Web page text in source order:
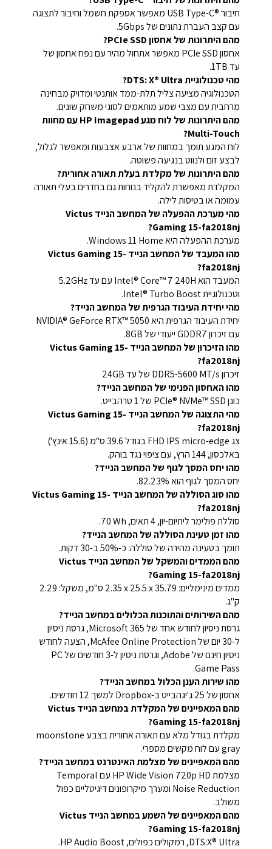
חיבור USB Type-C®‎ מאפשר אספקת חשמל וחיבור לתצוגה
עם קצב העברת נתונים של 5Gbps.
מהם היתרונות של אחסון PCIe SSD?
אחסון PCIe SSD מאפשר אתחול מהיר עם נפח אחסון של
עד 1TB.
מהי טכנולוגיית DTS: X® Ultra?
הטכנולוגיה מציעה צליל תלת-ממד אותנטי ומדויק מבחינה
מרחבית עם מצבי שמע מותאמים לסוגי משחק שונים.
מהם היתרונות של לוח מגע HP Imagepad עם מחוות
Multi-Touch?
לוח המגע תומך במחוות של ארבע אצבעות ומאפשר לגלול,
לבצע זום ולנווט בנגיעה פשוטה.
מהם היתרונות של מקלדת בעלת תאורה אחורית?
המקלדת מאפשרת להקליד בנוחות גם בחדרים בעלי תאורה
עמומה או בטיסות לילה.
מהי מערכת ההפעלה של המחשב הנייד Victus
Gaming 15-fa2018nj?
מערכת ההפעלה היא Windows 11 Home.
מהו המעבד של המחשב הנייד Victus Gaming 15-
fa2018nj?
המעבד הוא Intel® Core™ 7 240H עם עד 5.2GHz
וטכנולוגיית Intel® Turbo Boost.
מהי יחידת העיבוד הגרפית של המחשב הנייד?
יחידת העיבוד הגרפית היא NVIDIA® GeForce RTX™ 5050
עם זיכרון GDDR7 ייעודי של 8GB.
מהו הזיכרון של המחשב הנייד Victus Gaming 15-
fa2018nj?
זיכרון DDR5-5600 MT/s של עד 24GB
מהו האחסון הפנימי של המחשב הנייד?
כונן PCIe® NVMe™ SSD של ‎1 טרהבייט.
מהי התצוגה של המחשב הנייד Victus Gaming 15-
fa2018nj?
צג FHD IPS micro-edge בגודל 39.6 ס"מ (15.6 אינץ')
באלכסון, 144 הרץ, עם ציפוי נגד בוהק.
מהו יחס המסך לגוף של המחשב הנייד?
יחס המסך לגוף הוא 82.23%.
מהו סוג הסוללה של המחשב הנייד Victus Gaming 15-
fa2018nj?
סוללת פולימר ליתיום-יון, 4 תאים, ‎70 Wh.
מהו זמן טעינת הסוללה של המחשב הנייד?
תומך בטעינה מהירה של סוללה: כ-50% ב-30 דקות.
מהם הממדים והמשקל של המחשב הנייד Victus
Gaming 15-fa2018nj?
ממדים מינימליים: ‎35.79 ‏x ‏25.5 x ‏2.35 ס"מ, משקל: 2.29
ק"ג.
מהם השירותים והתוכנות הכלולים במחשב הנייד?
גרסת ניסיון לחודש אחד של Microsoft 365, גרסת ניסיון
ל-30 יום של McAfee Online Protection, הצעה לחודש
ניסיון חינם של Adobe, וגרסת ניסיון ל-3 חודשים של PC
Game Pass.
מהו שירות הענן הכלול במחשב הנייד?
אחסון של ‎25 ג'יגהבייט ב-Dropbox למשך 12 חודשים.
מהם המאפיינים של המקלדת במחשב הנייד Victus
Gaming 15-fa2018nj?
מקלדת בגודל מלא עם תאורה אחורית בצבע moonstone
gray עם לוח מקשים מספרי.
מהם המאפיינים של מצלמת האינטרנט במחשב הנייד?
מצלמת HP Wide Vision 720p HD עם Temporal
Noise Reduction ומערך מיקרופונים דיגיטליים כפול
משולב.
מהם המאפיינים של השמע במחשב הנייד Victus
Gaming 15-fa2018nj?
DTS:X® Ultra, רמקולים כפולים, HP Audio Boost.